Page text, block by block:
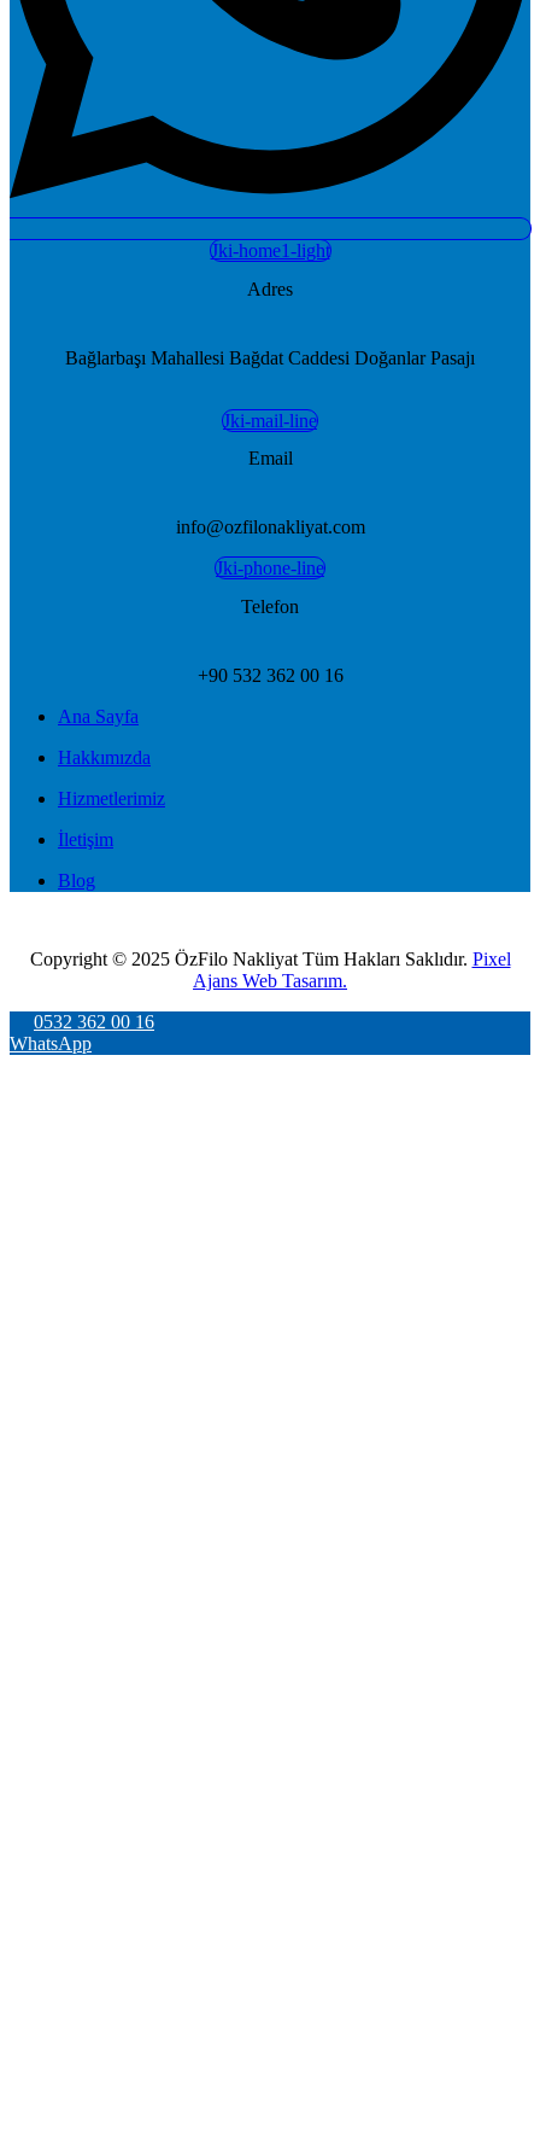
Jki-home1-light
Adres
Bağlarbaşı Mahallesi Bağdat Caddesi Doğanlar Pasajı
Jki-mail-line
Email
info@ozfilonakliyat.com
Jki-phone-line
Telefon
+90 532 362 00 16
Ana Sayfa
Hakkımızda
Hizmetlerimiz
İletişim
Blog
Copyright © 2025 ÖzFilo Nakliyat Tüm Hakları Saklıdır. Pixel
Ajans Web Tasarım.
0532 362 00 16
WhatsApp